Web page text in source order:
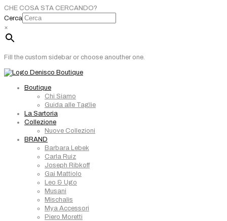
CHE COSA STA CERCANDO?
Cerca
×
Fill the custom sidebar or choose anouther one.
Boutique
Chi Siamo
Guida alle Taglie
La Sartoria
Collezione
Nuove Collezioni
BRAND
Barbara Lebek
Carla Ruiz
Joseph Ribkoff
Gai Mattiolo
Leo & Ugo
Musani
Mischalis
Mya Accessori
Piero Moretti